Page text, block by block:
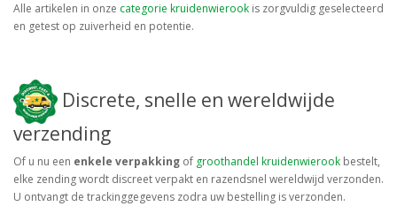
Alle artikelen in onze categorie kruidenwierook is zorgvuldig geselecteerd
en getest op zuiverheid en potentie.
Discrete, snelle en wereldwijde
verzending
Of u nu een enkele verpakking of groothandel kruidenwierook bestelt,
elke zending wordt discreet verpakt en razendsnel wereldwijd verzonden.
U ontvangt de trackinggegevens zodra uw bestelling is verzonden.